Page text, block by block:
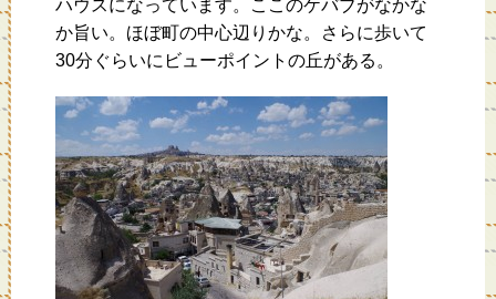
ハウスになっています。ここのケバブがなかな
か旨い。ほぼ町の中心辺りかな。さらに歩いて
30分ぐらいにビューポイントの丘がある。